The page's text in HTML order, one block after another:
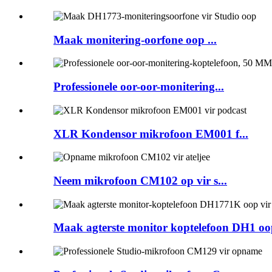
Maak monitering-oorfone oop ...
Professionele oor-oor-monitering...
XLR Kondensor mikrofoon EM001 f...
Neem mikrofoon CM102 op vir s...
Maak agterste monitor koptelefoon DH1